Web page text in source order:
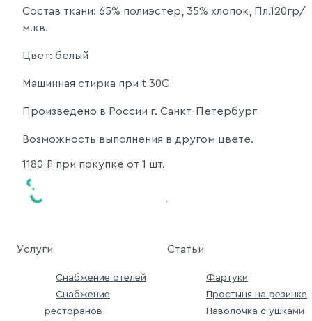
Состав ткани: 65% полиэстер, 35% хлопок, Пл.120гр/
м.кв.
Цвет: белый
Машинная стирка при t 30C
Произведено в России г. Санкт-Петербург
Возможность выполнения в другом цвете.
1180 ₽ при покупке от 1 шт.
Услуги
Снабжение отелей
Снабжение
ресторанов
Статьи
Фартуки
Простыня на резинке
Наволочка с ушками